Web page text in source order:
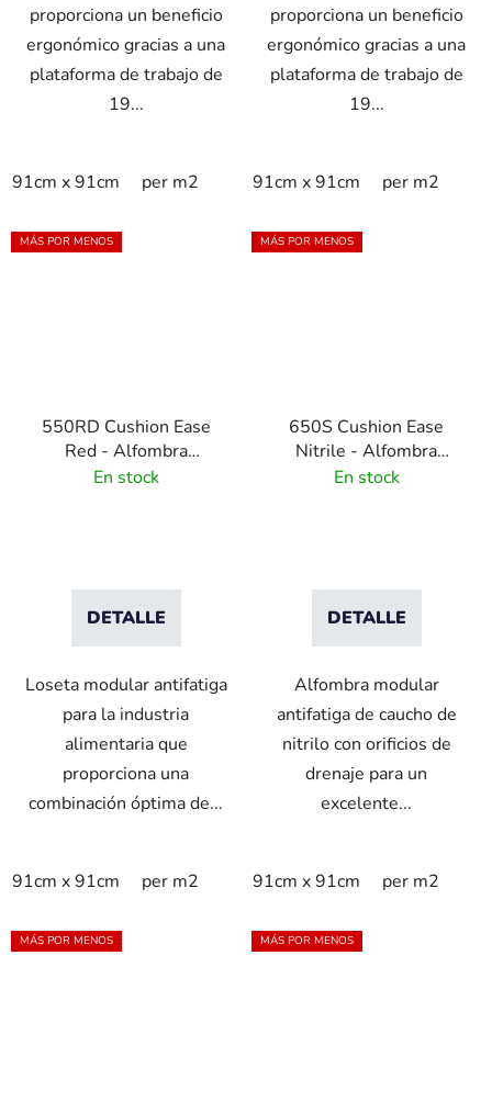
proporciona un beneficio
ergonómico gracias a una
plataforma de trabajo de
19...
91cm x 91cm per m2
proporciona un beneficio
ergonómico gracias a una
plataforma de trabajo de
19...
91cm x 91cm per m2
MÁS POR MENOS
550RD Cushion Ease
Red - Alfombra
antifatiga para industria
En stock
DETALLE
Loseta modular antifatiga
para la industria
alimentaria que
proporciona una
combinación óptima de...
91cm x 91cm per m2
MÁS POR MENOS
650S Cushion Ease
Nitrile - Alfombra
modular antifatiga con
En stock
DETALLE
Alfombra modular
antifatiga de caucho de
nitrilo con orificios de
drenaje para un
excelente...
91cm x 91cm per m2
MÁS POR MENOS MÁS POR MENOS